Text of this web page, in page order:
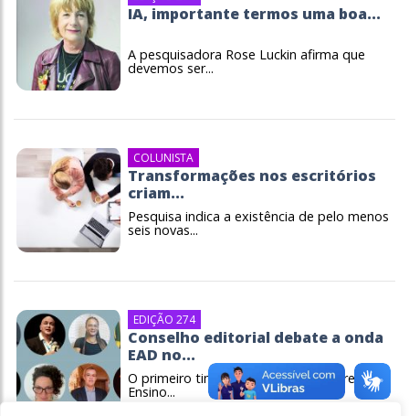
IA, importante termos uma boa...
A pesquisadora Rose Luckin afirma que
devemos ser...
COLUNISTA
Transformações nos escritórios
criam...
Pesquisa indica a existência de pelo menos
seis novas...
EDIÇÃO 274
Conselho editorial debate a onda
EAD no...
O primeiro time de conselheiros da revista
Ensino...